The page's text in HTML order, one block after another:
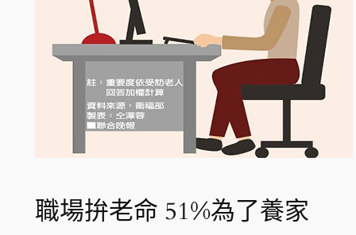
職場拚老命 51%為了養家